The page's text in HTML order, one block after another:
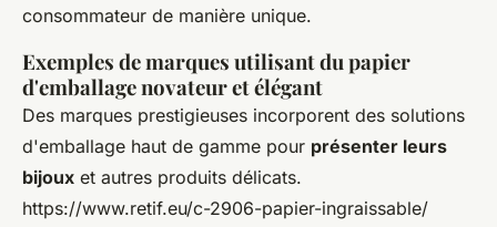
consommateur de manière unique.
Exemples de marques utilisant du papier
d'emballage novateur et élégant
Des marques prestigieuses incorporent des solutions
d'emballage haut de gamme pour présenter leurs
bijoux et autres produits délicats.
https://www.retif.eu/c-2906-papier-ingraissable/